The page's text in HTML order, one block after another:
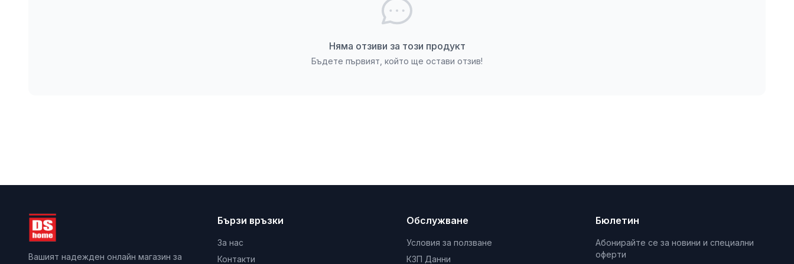
Няма отзиви за този продукт
Бъдете първият, който ще остави отзив!
Вашият надежден онлайн магазин за
Бързи връзки
За нас
Контакти
Обслужване
Условия за ползване
КЗП Данни
Бюлетин
Абонирайте се за новини и специални
оферти